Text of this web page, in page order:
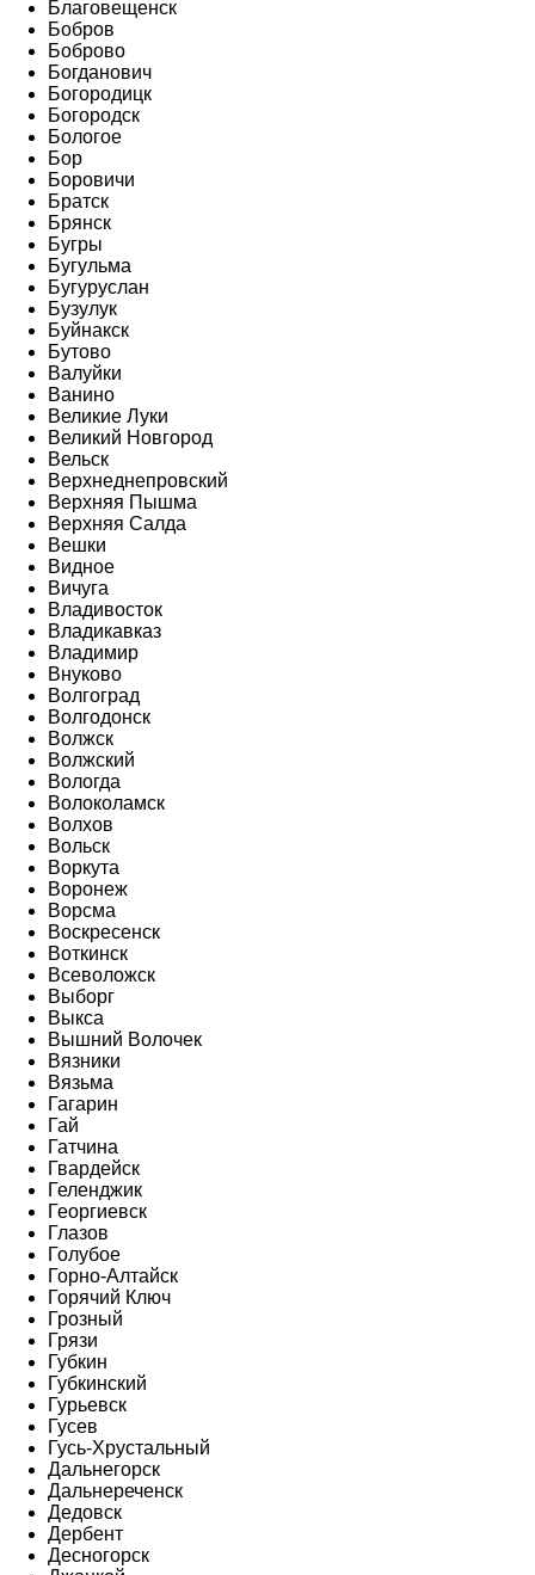
Благовещенск
Бобров
Боброво
Богданович
Богородицк
Богородск
Бологое
Бор
Боровичи
Братск
Брянск
Бугры
Бугульма
Бугуруслан
Бузулук
Буйнакск
Бутово
Валуйки
Ванино
Великие Луки
Великий Новгород
Вельск
Верхнеднепровский
Верхняя Пышма
Верхняя Салда
Вешки
Видное
Вичуга
Владивосток
Владикавказ
Владимир
Внуково
Волгоград
Волгодонск
Волжск
Волжский
Вологда
Волоколамск
Волхов
Вольск
Воркута
Воронеж
Ворсма
Воскресенск
Воткинск
Всеволожск
Выборг
Выкса
Вышний Волочек
Вязники
Вязьма
Гагарин
Гай
Гатчина
Гвардейск
Геленджик
Георгиевск
Глазов
Голубое
Горно-Алтайск
Горячий Ключ
Грозный
Грязи
Губкин
Губкинский
Гурьевск
Гусев
Гусь-Хрустальный
Дальнегорск
Дальнереченск
Дедовск
Дербент
Десногорск